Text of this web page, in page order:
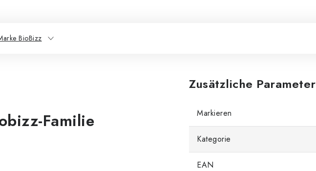
BioBizz
Familie
Zusätzliche Parameter
Markieren
Kategorie
EAN